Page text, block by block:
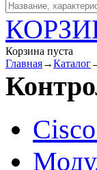
Корзина пуста
Главная→Каталог